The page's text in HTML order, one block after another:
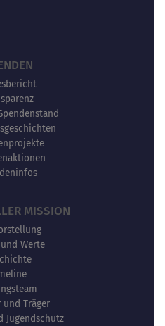
MISSION
Werte
Träger
Jugendschutz